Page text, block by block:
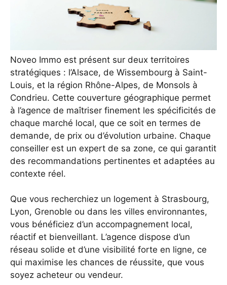
Noveo Immo est présent sur deux territoires
stratégiques : l’Alsace, de Wissembourg à Saint-
Louis, et la région Rhône-Alpes, de Monsols à
Condrieu. Cette couverture géographique permet
à l’agence de maîtriser finement les spécificités de
chaque marché local, que ce soit en termes de
demande, de prix ou d’évolution urbaine. Chaque
conseiller est un expert de sa zone, ce qui garantit
des recommandations pertinentes et adaptées au
contexte réel.
Que vous recherchiez un logement à Strasbourg,
Lyon, Grenoble ou dans les villes environnantes,
vous bénéficiez d’un accompagnement local,
réactif et bienveillant. L’agence dispose d’un
réseau solide et d’une visibilité forte en ligne, ce
qui maximise les chances de réussite, que vous
soyez acheteur ou vendeur.